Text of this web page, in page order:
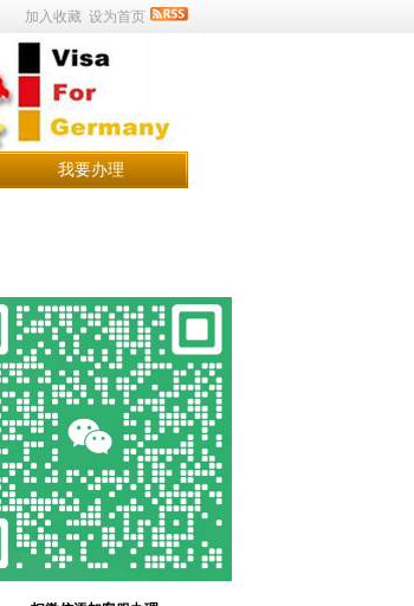
加入收藏 设为首页
我要办理